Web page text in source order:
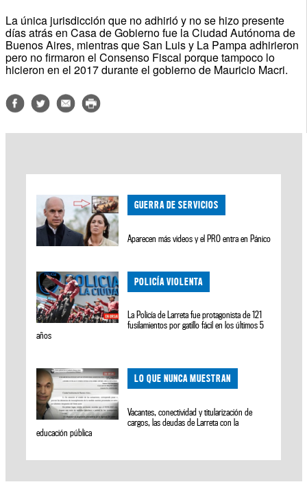
La única jurisdicción que no adhirió y no se hizo presente
días atrás en Casa de Gobierno fue la Ciudad Autónoma de
Buenos Aires, mientras que San Luis y La Pampa adhirieron
pero no firmaron el Consenso Fiscal porque tampoco lo
hicieron en el 2017 durante el gobierno de Mauricio Macri.
GUERRA DE SERVICIOS
Aparecen más videos y el PRO entra en Pánico
POLICÍA VIOLENTA
La Policía de Larreta fue protagonista de 121
fusilamientos por gatillo fácil en los últimos 5
años
LO QUE NUNCA MUESTRAN
Vacantes, conectividad y titularización de
cargos, las deudas de Larreta con la
educación pública